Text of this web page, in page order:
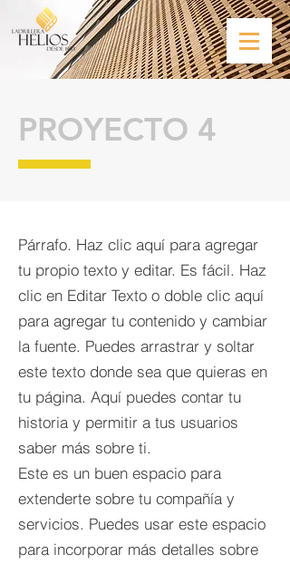
PROYECTO 4
Párrafo. Haz clic aquí para agregar
tu propio texto y editar. Es fácil. Haz
clic en Editar Texto o doble clic aquí
para agregar tu contenido y cambiar
la fuente. Puedes arrastrar y soltar
este texto donde sea que quieras en
tu página. Aquí puedes contar tu
historia y permitir a tus usuarios
saber más sobre ti.
Este es un buen espacio para
extenderte sobre tu compañía y
servicios. Puedes usar este espacio
para incorporar más detalles sobre